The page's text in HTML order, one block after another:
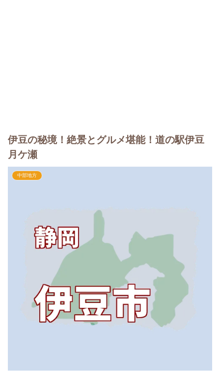
伊豆の秘境！絶景とグルメ堪能！道の駅伊豆
月ケ瀬
中部地方